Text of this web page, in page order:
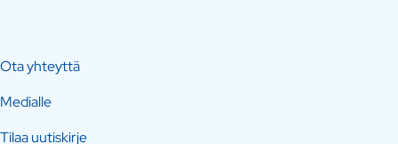
Ota yhteyttä
Medialle
Tilaa uutiskirje